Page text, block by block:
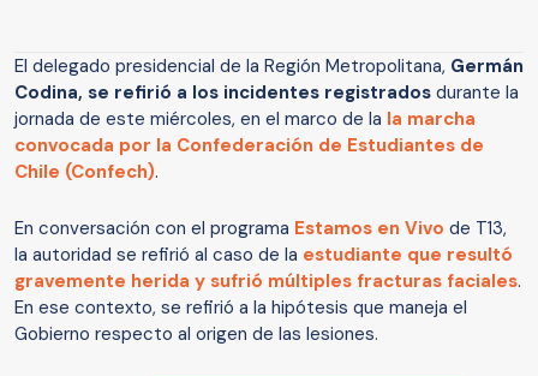
El delegado presidencial de la Región Metropolitana, Germán
Codina, se refirió a los incidentes registrados durante la
jornada de este miércoles, en el marco de la la marcha
convocada por la Confederación de Estudiantes de
Chile (Confech).
En conversación con el programa Estamos en Vivo de T13,
la autoridad se refirió al caso de la estudiante que resultó
gravemente herida y sufrió múltiples fracturas faciales.
En ese contexto, se refirió a la hipótesis que maneja el
Gobierno respecto al origen de las lesiones.